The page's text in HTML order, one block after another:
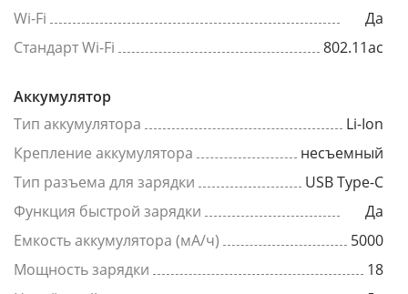
Wi-Fi
Да
Стандарт Wi-Fi
802.11ac
Аккумулятор
Тип аккумулятора
Li-Ion
Крепление аккумулятора
несъемный
Тип разъема для зарядки
USB Type-C
Функция быстрой зарядки
Да
Емкость аккумулятора (мА/ч)
5000
Мощность зарядки
18